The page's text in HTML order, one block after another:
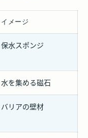
イメージ
保水スポンジ
水を集める磁石
バリアの壁材